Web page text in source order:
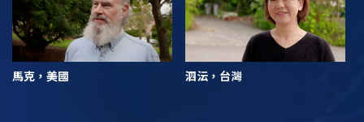
馬克，美國 泗沄，台灣